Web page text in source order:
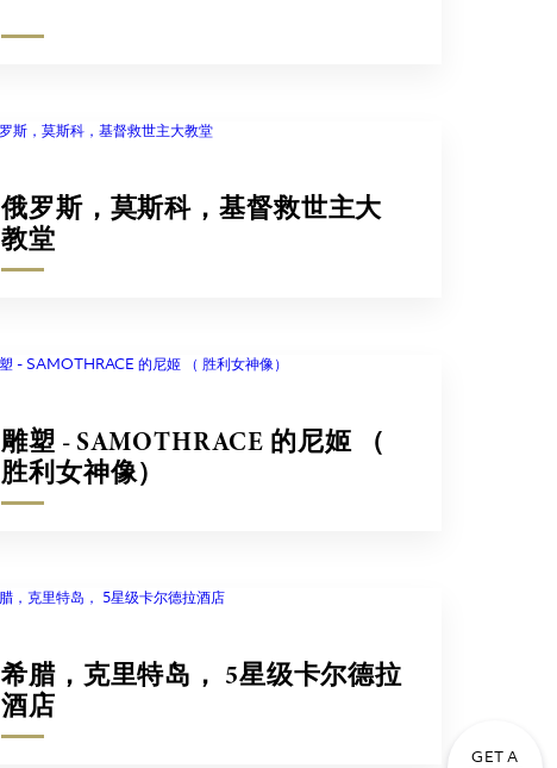
GET A
俄罗斯，莫斯科，基督救世主大
教堂
雕塑 - SAMOTHRACE 的尼姬 （
胜利女神像）
希腊，克里特岛， 5星级卡尔德拉
酒店